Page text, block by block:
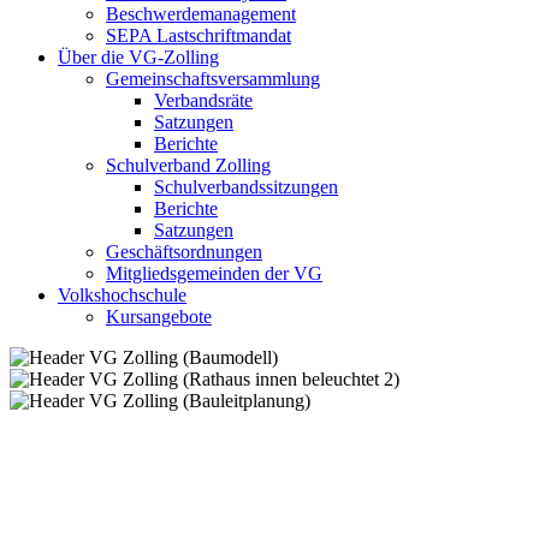
Beschwerdemanagement
SEPA Lastschriftmandat
Über die VG-Zolling
Gemeinschaftsversammlung
Verbandsräte
Satzungen
Berichte
Schulverband Zolling
Schulverbandssitzungen
Berichte
Satzungen
Geschäftsordnungen
Mitgliedsgemeinden der VG
Volkshochschule
Kursangebote